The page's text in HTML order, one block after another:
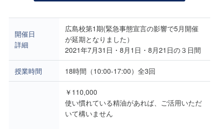
開催日
詳細
広島校第1期(緊急事態宣言の影響で5月開催
が延期となりました）
2021年7月31日・8月1日・8月21日の３日間
授業時間 18時間（10:00-17:00）全3回
￥110,000
使い慣れている精油があれば、ご活用いただ
いて構いません